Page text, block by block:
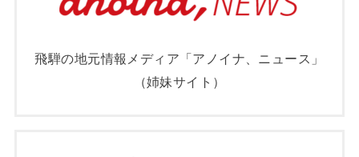
飛騨の地元情報メディア「アノイナ、ニュース」
（姉妹サイト）